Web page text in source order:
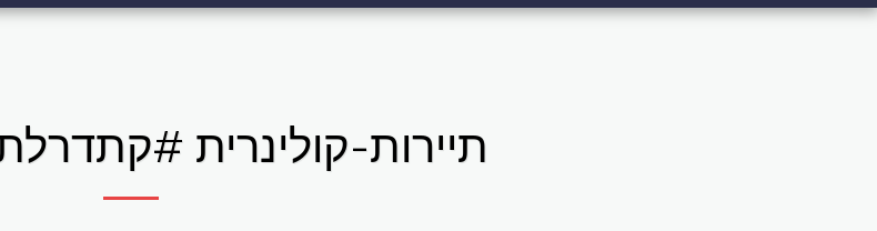
תיירות-קולינרית